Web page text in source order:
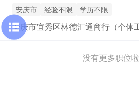
安庆市 经验不限 学历不限
安庆市宜秀区林德汇通商行（个体
没有更多职位